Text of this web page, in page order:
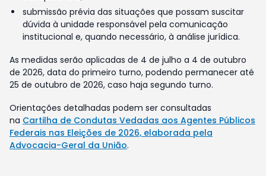
submissão prévia das situações que possam suscitar
dúvida à unidade responsável pela comunicação
institucional e, quando necessário, à análise jurídica.
As medidas serão aplicadas de 4 de julho a 4 de outubro
de 2026, data do primeiro turno, podendo permanecer até
25 de outubro de 2026, caso haja segundo turno.
Orientações detalhadas podem ser consultadas
na Cartilha de Condutas Vedadas aos Agentes Públicos
Federais nas Eleições de 2026, elaborada pela
Advocacia-Geral da União.